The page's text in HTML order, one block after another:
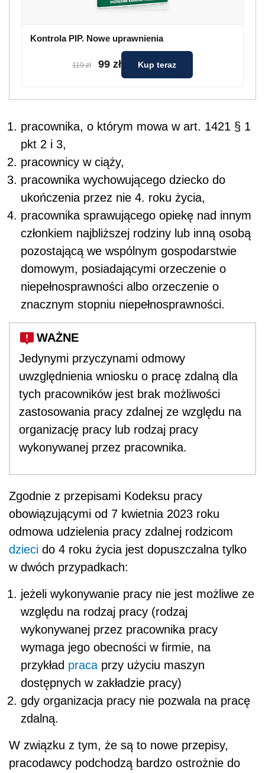
Kontrola PIP. Nowe uprawnienia
119 zł 99 zł Kup teraz
pracownika, o którym mowa w art. 1421 § 1
pkt 2 i 3,
pracownicy w ciąży,
pracownika wychowującego dziecko do
ukończenia przez nie 4. roku życia,
pracownika sprawującego opiekę nad innym
członkiem najbliższej rodziny lub inną osobą
pozostającą we wspólnym gospodarstwie
domowym, posiadającymi orzeczenie o
niepełnosprawności albo orzeczenie o
znacznym stopniu niepełnosprawności.
WAŻNE
Jedynymi przyczynami odmowy
uwzględnienia wniosku o pracę zdalną dla
tych pracowników jest brak możliwości
zastosowania pracy zdalnej ze względu na
organizację pracy lub rodzaj pracy
wykonywanej przez pracownika.
Zgodnie z przepisami Kodeksu pracy
obowiązującymi od 7 kwietnia 2023 roku
odmowa udzielenia pracy zdalnej rodzicom
dzieci do 4 roku życia jest dopuszczalna tylko
w dwóch przypadkach:
jeżeli wykonywanie pracy nie jest możliwe ze
względu na rodzaj pracy (rodzaj
wykonywanej przez pracownika pracy
wymaga jego obecności w firmie, na
przykład praca przy użyciu maszyn
dostępnych w zakładzie pracy)
gdy organizacja pracy nie pozwala na pracę
zdalną.
W związku z tym, że są to nowe przepisy,
pracodawcy podchodzą bardzo ostrożnie do